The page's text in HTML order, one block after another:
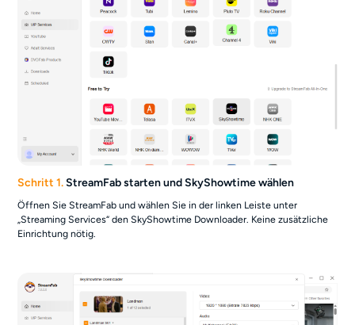
Schritt 1.StreamFab starten und SkyShowtime wählen
Öffnen Sie StreamFab und wählen Sie in der linken Leiste unter
„Streaming Services“ den SkyShowtime Downloader. Keine zusätzliche
Einrichtung nötig.